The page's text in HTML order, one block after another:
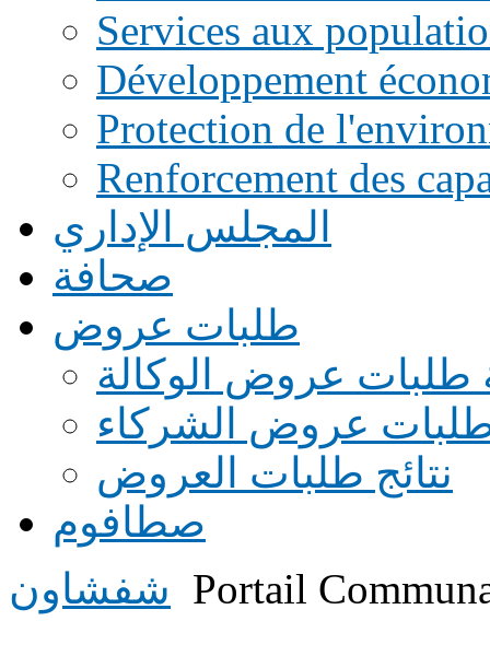
Services aux
Développement
Protection de
Renforcement des
المجلس الإداري
صحافة
طلبات عروض
طلبات عروض الوكالة
طلبات عروض الشركاء
نتائج طلبات العروض
صطافوم
شفشاون Portail